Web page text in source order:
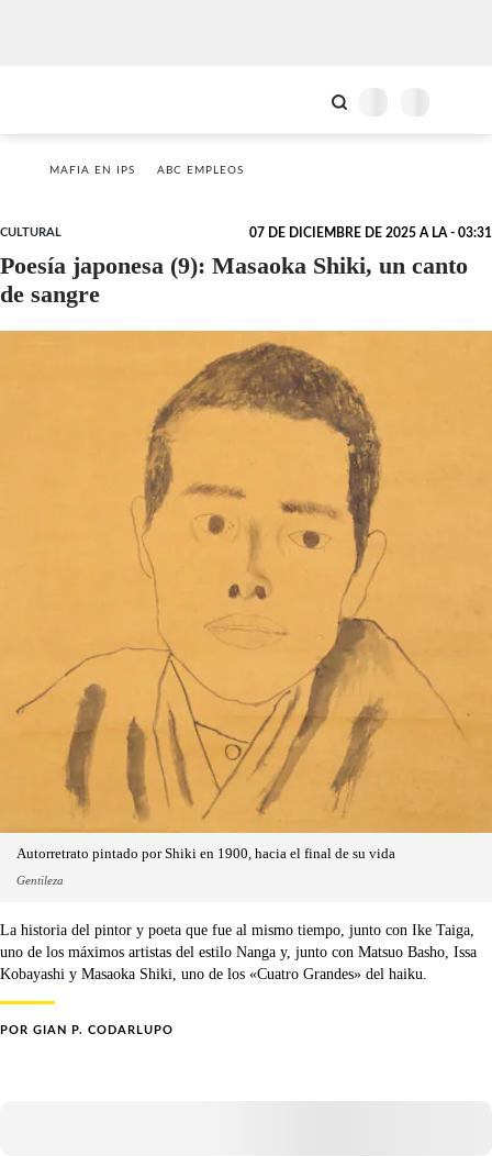
MAFIA EN IPS ABC EMPLEOS
CULTURAL 07 DE DICIEMBRE DE 2025 A LA - 03:31
Poesía japonesa (9): Masaoka Shiki, un canto
de sangre
Autorretrato pintado por Shiki en 1900, hacia el final de su vida
Gentileza
La historia del pintor y poeta que fue al mismo tiempo, junto con Ike Taiga,
uno de los máximos artistas del estilo Nanga y, junto con Matsuo Basho, Issa
Kobayashi y Masaoka Shiki, uno de los «Cuatro Grandes» del haiku.
POR GIAN P. CODARLUPO